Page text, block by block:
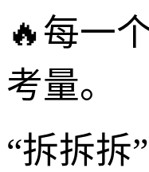
🔥每一
考量。
“拆拆拆